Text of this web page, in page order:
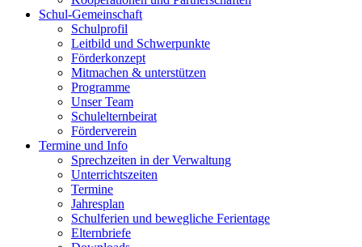
Schul-Gemeinschaft
Schulprofil
Leitbild und Schwerpunkte
Förderkonzept
Mitmachen & unterstützen
Programme
Unser Team
Schulelternbeirat
Förderverein
Termine und Info
Sprechzeiten in der Verwaltung
Unterrichtszeiten
Termine
Jahresplan
Schulferien und bewegliche Ferientage
Elternbriefe